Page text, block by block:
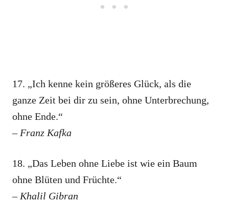
17. „Ich kenne kein größeres Glück, als die
ganze Zeit bei dir zu sein, ohne Unterbrechung,
ohne Ende.“
– Franz Kafka
18. „Das Leben ohne Liebe ist wie ein Baum
ohne Blüten und Früchte.“
– Khalil Gibran